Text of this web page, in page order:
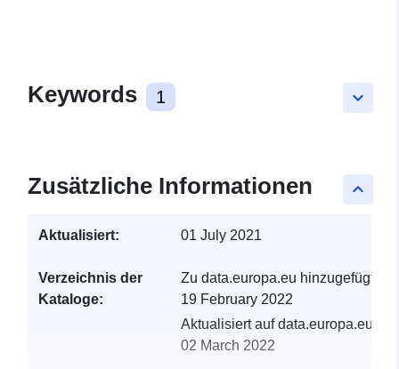
keyboard_arrow_down
Keywords 1
keyboard_arrow_up
Zusätzliche Informationen
Aktualisiert: 01 July 2021
Verzeichnis der
Kataloge:
Zu data.europa.eu hinzugefügt:
19 February 2022
Aktualisiert auf data.europa.eu:
02 March 2022